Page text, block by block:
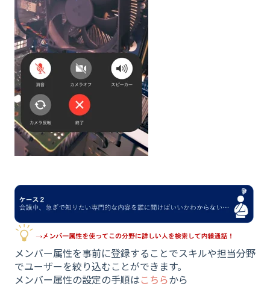
メンバー属性を事前に登録することでスキルや担当分野
でユーザーを絞り込むことができます。
メンバー属性の設定の手順はこちらから